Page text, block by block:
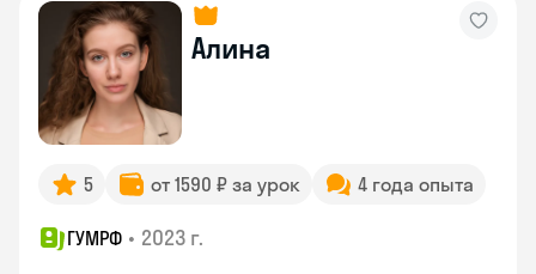
Алина
5 от 1590 ₽ за урок 4 года опыта
ГУМРФ • 2023 г.